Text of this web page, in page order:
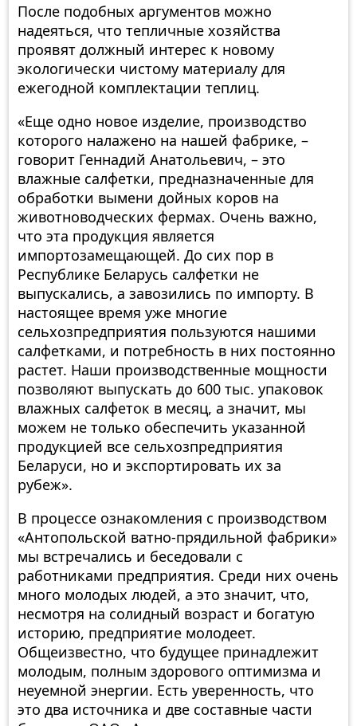
После подобных аргументов можно
надеяться, что тепличные хозяйства
проявят должный интерес к новому
экологически чистому материалу для
ежегодной комплектации теплиц.
«Еще одно новое изделие, производство
которого налажено на нашей фабрике, –
говорит Геннадий Анатольевич, – это
влажные салфетки, предназначенные для
обработки вымени дойных коров на
животноводческих фермах. Очень важно,
что эта продукция является
импортозамещающей. До сих пор в
Республике Беларусь салфетки не
выпускались, а завозились по импорту. В
настоящее время уже многие
сельхозпредприятия пользуются нашими
салфетками, и потребность в них постоянно
растет. Наши производственные мощности
позволяют выпускать до 600 тыс. упаковок
влажных салфеток в месяц, а значит, мы
можем не только обеспечить указанной
продукцией все сельхозпредприятия
Беларуси, но и экспортировать их за
рубеж».
В процессе ознакомления с производством
«Антопольской ватно-прядильной фабрики»
мы встречались и беседовали с
работниками предприятия. Среди них очень
много молодых людей, а это значит, что,
несмотря на солидный возраст и богатую
историю, предприятие молодеет.
Общеизвестно, что будущее принадлежит
молодым, полным здорового оптимизма и
неуемной энергии. Есть уверенность, что
это два источника и две составные части